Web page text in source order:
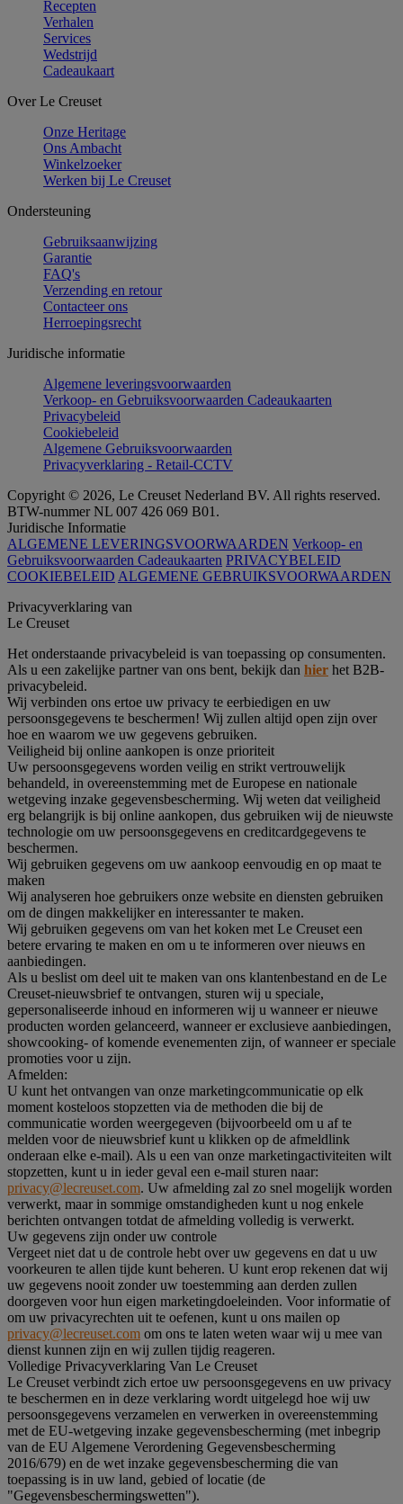
Recepten
Verhalen
Services
Wedstrijd
Cadeaukaart
Over Le Creuset
Onze Heritage
Ons Ambacht
Winkelzoeker
Werken bij Le Creuset
Ondersteuning
Gebruiksaanwijzing
Garantie
FAQ's
Verzending en retour
Contacteer ons
Herroepingsrecht
Juridische informatie
Algemene leveringsvoorwaarden
Verkoop- en Gebruiksvoorwaarden Cadeaukaarten
Privacybeleid
Cookiebeleid
Algemene Gebruiksvoorwaarden
Privacyverklaring - Retail-CCTV
Copyright © 2026, Le Creuset Nederland BV. All rights reserved.
BTW-nummer NL 007 426 069 B01.
Juridische Informatie
ALGEMENE LEVERINGSVOORWAARDEN Verkoop- en
Gebruiksvoorwaarden Cadeaukaarten PRIVACYBELEID
COOKIEBELEID ALGEMENE GEBRUIKSVOORWAARDEN
Privacyverklaring van
Le Creuset
Het onderstaande privacybeleid is van toepassing op consumenten.
Als u een zakelijke partner van ons bent, bekijk dan hier het B2B-
privacybeleid.
Wij verbinden ons ertoe uw privacy te eerbiedigen en uw
persoonsgegevens te beschermen! Wij zullen altijd open zijn over
hoe en waarom we uw gegevens gebruiken.
Veiligheid bij online aankopen is onze prioriteit
Uw persoonsgegevens worden veilig en strikt vertrouwelijk
behandeld, in overeenstemming met de Europese en nationale
wetgeving inzake gegevensbescherming. Wij weten dat veiligheid
erg belangrijk is bij online aankopen, dus gebruiken wij de nieuwste
technologie om uw persoonsgegevens en creditcardgegevens te
beschermen.
Wij gebruiken gegevens om uw aankoop eenvoudig en op maat te
maken
Wij analyseren hoe gebruikers onze website en diensten gebruiken
om de dingen makkelijker en interessanter te maken.
Wij gebruiken gegevens om van het koken met Le Creuset een
betere ervaring te maken en om u te informeren over nieuws en
aanbiedingen.
Als u beslist om deel uit te maken van ons klantenbestand en de Le
Creuset-nieuwsbrief te ontvangen, sturen wij u speciale,
gepersonaliseerde inhoud en informeren wij u wanneer er nieuwe
producten worden gelanceerd, wanneer er exclusieve aanbiedingen,
showcooking- of komende evenementen zijn, of wanneer er speciale
promoties voor u zijn.
Afmelden:
U kunt het ontvangen van onze marketingcommunicatie op elk
moment kosteloos stopzetten via de methoden die bij de
communicatie worden weergegeven (bijvoorbeeld om u af te
melden voor de nieuwsbrief kunt u klikken op de afmeldlink
onderaan elke e-mail). Als u een van onze marketingactiviteiten wilt
stopzetten, kunt u in ieder geval een e-mail sturen naar:
privacy@lecreuset.com. Uw afmelding zal zo snel mogelijk worden
verwerkt, maar in sommige omstandigheden kunt u nog enkele
berichten ontvangen totdat de afmelding volledig is verwerkt.
Uw gegevens zijn onder uw controle
Vergeet niet dat u de controle hebt over uw gegevens en dat u uw
voorkeuren te allen tijde kunt beheren. U kunt erop rekenen dat wij
uw gegevens nooit zonder uw toestemming aan derden zullen
doorgeven voor hun eigen marketingdoeleinden. Voor informatie of
om uw privacyrechten uit te oefenen, kunt u ons mailen op
privacy@lecreuset.com om ons te laten weten waar wij u mee van
dienst kunnen zijn en wij zullen tijdig reageren.
Volledige Privacyverklaring Van Le Creuset
Le Creuset verbindt zich ertoe uw persoonsgegevens en uw privacy
te beschermen en in deze verklaring wordt uitgelegd hoe wij uw
persoonsgegevens verzamelen en verwerken in overeenstemming
met de EU-wetgeving inzake gegevensbescherming (met inbegrip
van de EU Algemene Verordening Gegevensbescherming
2016/679) en de wet inzake gegevensbescherming die van
toepassing is in uw land, gebied of locatie (de
"Gegevensbeschermingswetten").